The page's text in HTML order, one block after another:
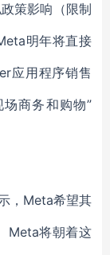
策影响（限制
明年将直接
应用程序销售
商务和购物”
，Meta希望其
Meta将朝着这